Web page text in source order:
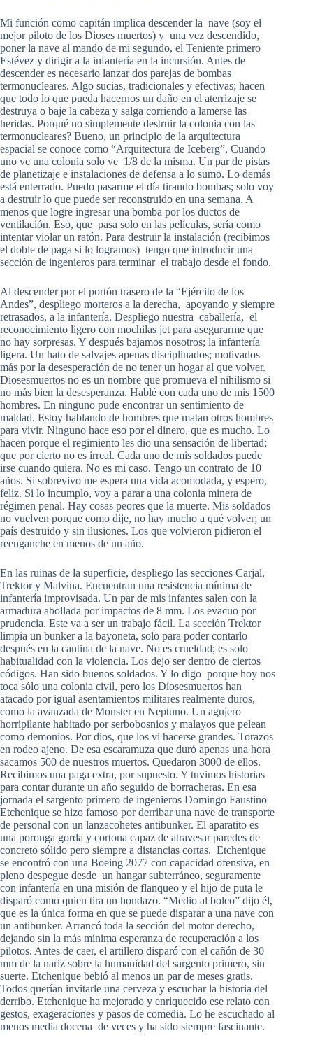
Mi función como capitán implica descender la nave (soy el
mejor piloto de los Dioses muertos) y una vez descendido,
poner la nave al mando de mi segundo, el Teniente primero
Estévez y dirigir a la infantería en la incursión. Antes de
descender es necesario lanzar dos parejas de bombas
termonucleares. Algo sucias, tradicionales y efectivas; hacen
que todo lo que pueda hacernos un daño en el aterrizaje se
destruya o baje la cabeza y salga corriendo a lamerse las
heridas. Porqué no simplemente destruir la colonia con las
termonucleares? Bueno, un principio de la arquitectura
espacial se conoce como “Arquitectura de Iceberg”, Cuando
uno ve una colonia solo ve 1/8 de la misma. Un par de pistas
de planetizaje e instalaciones de defensa a lo sumo. Lo demás
está enterrado. Puedo pasarme el día tirando bombas; solo voy
a destruir lo que puede ser reconstruido en una semana. A
menos que logre ingresar una bomba por los ductos de
ventilación. Eso, que pasa solo en las películas, sería como
intentar violar un ratón. Para destruir la instalación (recibimos
el doble de paga si lo logramos) tengo que introducir una
sección de ingenieros para terminar el trabajo desde el fondo.
Al descender por el portón trasero de la “Ejército de los
Andes”, despliego morteros a la derecha, apoyando y siempre
retrasados, a la infantería. Despliego nuestra caballería, el
reconocimiento ligero con mochilas jet para asegurarme que
no hay sorpresas. Y después bajamos nosotros; la infantería
ligera. Un hato de salvajes apenas disciplinados; motivados
más por la desesperación de no tener un hogar al que volver.
Diosesmuertos no es un nombre que promueva el nihilismo si
no más bien la desesperanza. Hablé con cada uno de mis 1500
hombres. En ninguno pude encontrar un sentimiento de
maldad. Estoy hablando de hombres que matan otros hombres
para vivir. Ninguno hace eso por el dinero, que es mucho. Lo
hacen porque el regimiento les dio una sensación de libertad;
que por cierto no es irreal. Cada uno de mis soldados puede
irse cuando quiera. No es mi caso. Tengo un contrato de 10
años. Si sobrevivo me espera una vida acomodada, y espero,
feliz. Si lo incumplo, voy a parar a una colonia minera de
régimen penal. Hay cosas peores que la muerte. Mis soldados
no vuelven porque como dije, no hay mucho a qué volver; un
país destruido y sin ilusiones. Los que volvieron pidieron el
reenganche en menos de un año.
En las ruinas de la superficie, despliego las secciones Carjal,
Trektor y Malvina. Encuentran una resistencia mínima de
infantería improvisada. Un par de mis infantes salen con la
armadura abollada por impactos de 8 mm. Los evacuo por
prudencia. Este va a ser un trabajo fácil. La sección Trektor
limpia un bunker a la bayoneta, solo para poder contarlo
después en la cantina de la nave. No es crueldad; es solo
habitualidad con la violencia. Los dejo ser dentro de ciertos
códigos. Han sido buenos soldados. Y lo digo porque hoy nos
toca sólo una colonia civil, pero los Diosesmuertos han
atacado por igual asentamientos militares realmente duros,
como la avanzada de Monster en Neptuno. Un agujero
horripilante habitado por serbobosnios y malayos que pelean
como demonios. Por dios, que los vi hacerse grandes. Torazos
en rodeo ajeno. De esa escaramuza que duró apenas una hora
sacamos 500 de nuestros muertos. Quedaron 3000 de ellos.
Recibimos una paga extra, por supuesto. Y tuvimos historias
para contar durante un año seguido de borracheras. En esa
jornada el sargento primero de ingenieros Domingo Faustino
Etchenique se hizo famoso por derribar una nave de transporte
de personal con un lanzacohetes antibunker. El aparatito es
una poronga gorda y cortona capaz de atravesar paredes de
concreto sólido pero siempre a distancias cortas. Etchenique
se encontró con una Boeing 2077 con capacidad ofensiva, en
pleno despegue desde un hangar subterráneo, seguramente
con infantería en una misión de flanqueo y el hijo de puta le
disparó como quien tira un hondazo. “Medio al boleo” dijo él,
que es la única forma en que se puede disparar a una nave con
un antibunker. Arrancó toda la sección del motor derecho,
dejando sin la más mínima esperanza de recuperación a los
pilotos. Antes de caer, el artillero disparó con el cañón de 30
mm de la nariz sobre la humanidad del sargento primero, sin
suerte. Etchenique bebió al menos un par de meses gratis.
Todos querían invitarle una cerveza y escuchar la historia del
derribo. Etchenique ha mejorado y enriquecido ese relato con
gestos, exageraciones y pasos de comedia. Lo he escuchado al
menos media docena de veces y ha sido siempre fascinante.